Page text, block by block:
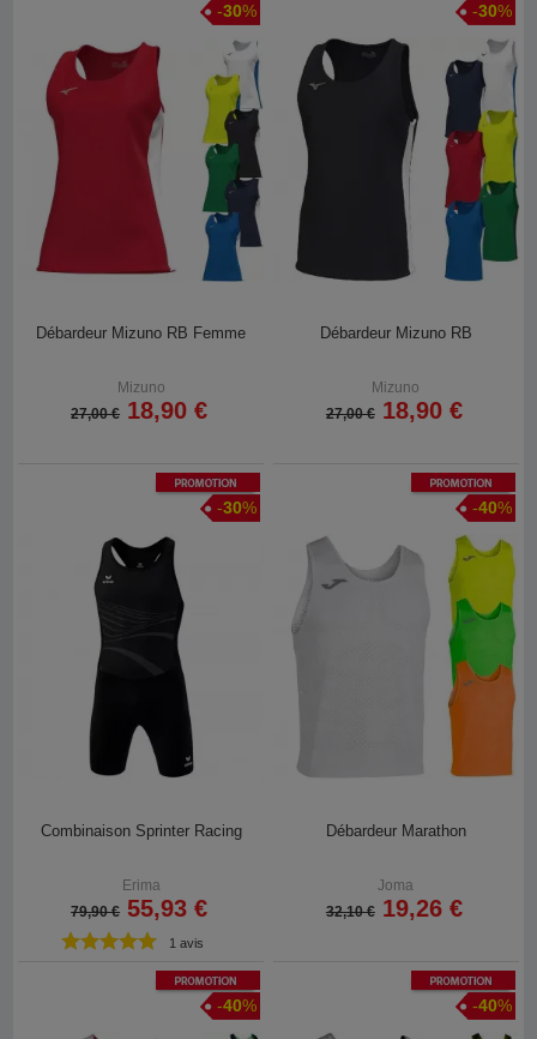
-30%
Débardeur Mizuno RB Femme
Mizuno
27,00 € 18,90 €
-30%
Débardeur Mizuno RB
Mizuno
27,00 € 18,90 €
Promotion
-30%
Combinaison Sprinter Racing
Erima
79,90 € 55,93 €
1 avis
Promotion
-40%
Débardeur Marathon
Joma
32,10 € 19,26 €
Promotion
-40%
Promotion
-40%